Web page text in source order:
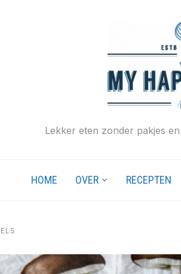
Lekker eten zonder pakjes
HOME OVER RECEPTEN